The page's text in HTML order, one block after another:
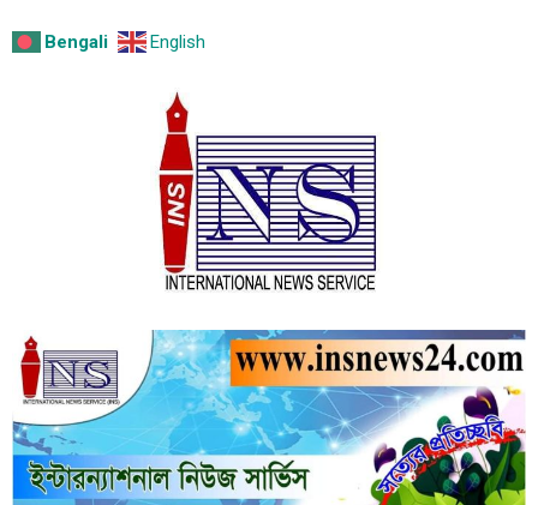
Bengali English